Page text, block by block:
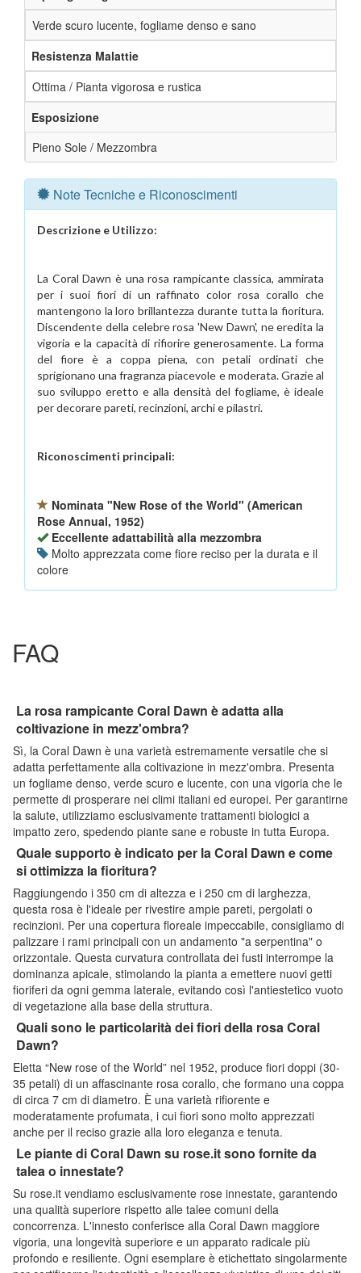
Verde scuro lucente, fogliame denso e sano
Resistenza Malattie
Ottima / Pianta vigorosa e rustica
Esposizione
Pieno Sole / Mezzombra
Note Tecniche e Riconoscimenti
Descrizione e Utilizzo:
La Coral Dawn è una rosa rampicante classica, ammirata
per i suoi fiori di un raffinato color rosa corallo che
mantengono la loro brillantezza durante tutta la fioritura.
Discendente della celebre rosa 'New Dawn', ne eredita la
vigoria e la capacità di rifiorire generosamente. La forma
del fiore è a coppa piena, con petali ordinati che
sprigionano una fragranza piacevole e moderata. Grazie al
suo sviluppo eretto e alla densità del fogliame, è ideale
per decorare pareti, recinzioni, archi e pilastri.
Riconoscimenti principali:
Nominata "New Rose of the World" (American
Rose Annual, 1952)
Eccellente adattabilità alla mezzombra
Molto apprezzata come fiore reciso per la durata e il
colore
FAQ
La rosa rampicante Coral Dawn è adatta alla
coltivazione in mezz'ombra?
Sì, la Coral Dawn è una varietà estremamente versatile che si
adatta perfettamente alla coltivazione in mezz'ombra. Presenta
un fogliame denso, verde scuro e lucente, con una vigoria che le
permette di prosperare nei climi italiani ed europei. Per garantirne
la salute, utilizziamo esclusivamente trattamenti biologici a
impatto zero, spedendo piante sane e robuste in tutta Europa.
Quale supporto è indicato per la Coral Dawn e come
si ottimizza la fioritura?
Raggiungendo i 350 cm di altezza e i 250 cm di larghezza,
questa rosa è l'ideale per rivestire ampie pareti, pergolati o
recinzioni. Per una copertura floreale impeccabile, consigliamo di
palizzare i rami principali con un andamento "a serpentina" o
orizzontale. Questa curvatura controllata dei fusti interrompe la
dominanza apicale, stimolando la pianta a emettere nuovi getti
fioriferi da ogni gemma laterale, evitando così l'antiestetico vuoto
di vegetazione alla base della struttura.
Quali sono le particolarità dei fiori della rosa Coral
Dawn?
Eletta “New rose of the World” nel 1952, produce fiori doppi (30-
35 petali) di un affascinante rosa corallo, che formano una coppa
di circa 7 cm di diametro. È una varietà rifiorente e
moderatamente profumata, i cui fiori sono molto apprezzati
anche per il reciso grazie alla loro eleganza e tenuta.
Le piante di Coral Dawn su rose.it sono fornite da
talea o innestate?
Su rose.it vendiamo esclusivamente rose innestate, garantendo
una qualità superiore rispetto alle talee comuni della
concorrenza. L'innesto conferisce alla Coral Dawn maggiore
vigoria, una longevità superiore e un apparato radicale più
profondo e resiliente. Ogni esemplare è etichettato singolarmente